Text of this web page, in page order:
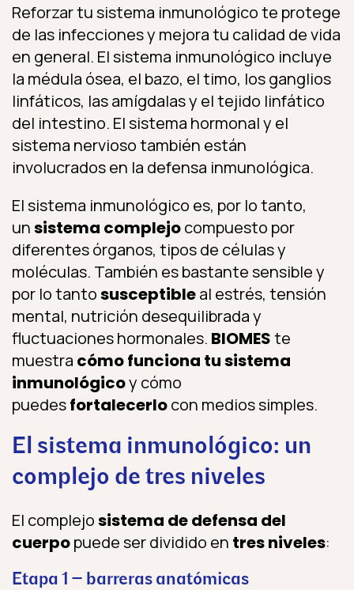
Reforzar tu sistema inmunológico te protege
de las infecciones y mejora tu calidad de vida
en general. El sistema inmunológico incluye
la médula ósea, el bazo, el timo, los ganglios
linfáticos, las amígdalas y el tejido linfático
del intestino. El sistema hormonal y el
sistema nervioso también están
involucrados en la defensa inmunológica.
El sistema inmunológico es, por lo tanto,
unsistema complejocompuesto por
diferentes órganos, tipos de células y
moléculas. También es bastante sensible y
por lo tantosusceptibleal estrés, tensión
mental, nutrición desequilibrada y
fluctuaciones hormonales. BIOMESte
muestra cómo funciona tu sistema
inmunológicoy cómo
puedesfortalecerlocon medios simples.
El sistema inmunológico: un
complejo de tres niveles
El complejosistema de defensa del
cuerpopuede ser dividido en tres niveles:
Etapa 1 – barreras anatómicas